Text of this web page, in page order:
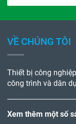
VỀ CHÚNG TÔI
Thiết bị công
công trình và dân
Xem thêm một số